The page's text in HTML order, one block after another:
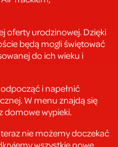
oferty urodzinowej. Dzięki
będą mogli świętować
do ich wieku i
i napełnić
W menu znajdą się
domowe wypieki.
nie możemy doczekać
wszystkie nowe